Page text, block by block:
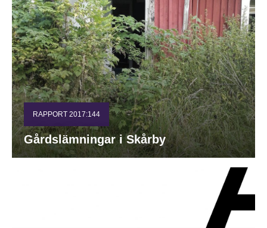
RAPPORT 2017:144
Gårdslämningar i Skårby